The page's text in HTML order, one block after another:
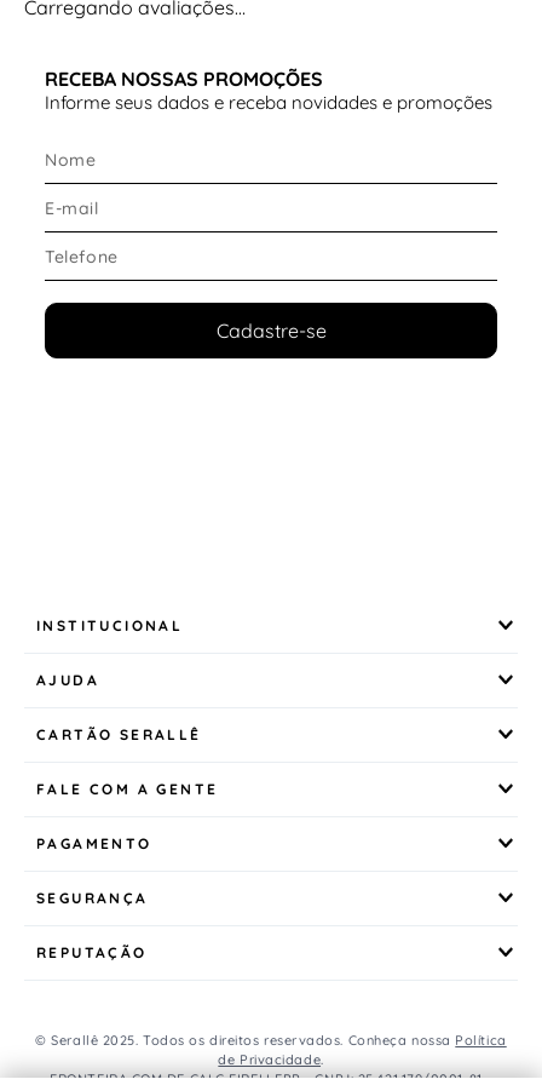
Carregando avaliações…
RECEBA NOSSAS PROMOÇÕES
Informe seus dados e receba novidades e promoções
Cadastre-se
INSTITUCIONAL
AJUDA
CARTÃO SERALLÊ
FALE COM A GENTE
PAGAMENTO
SEGURANÇA
REPUTAÇÃO
© Serallê 2025. Todos os direitos reservados. Conheça nossa Política
de Privacidade.
FRONTEIRA COM DE CALC EIRELI EPP - CNPJ: 25.421.179/0001-81 -